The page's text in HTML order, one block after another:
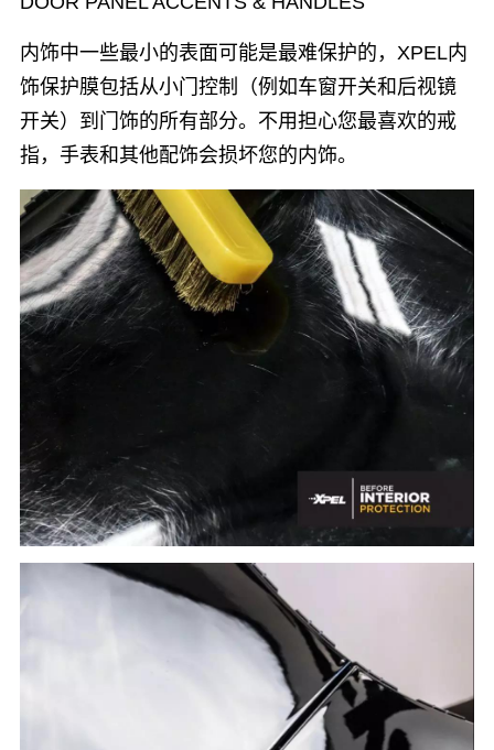
内饰中一些最小的表面可能是最难保护的，XPEL内
饰保护膜包括从小门控制（例如车窗开关和后视镜
开关）到门饰的所有部分。不用担心您最喜欢的戒
指，手表和其他配饰会损坏您的内饰。